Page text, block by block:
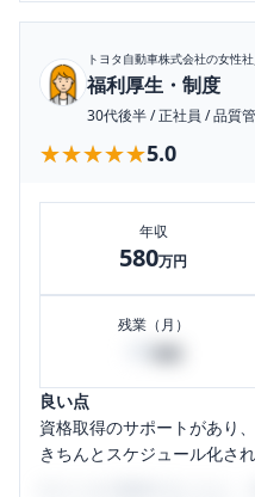
トヨタ自動車株式会社の女性
福利厚生・制度
30代後半/正社員 /品質
★★★★★
★★★★★5.0
年収
580万円
残業（月）
40
良い点
資格取得のサポートがあり
きちんとスケジュール化さ